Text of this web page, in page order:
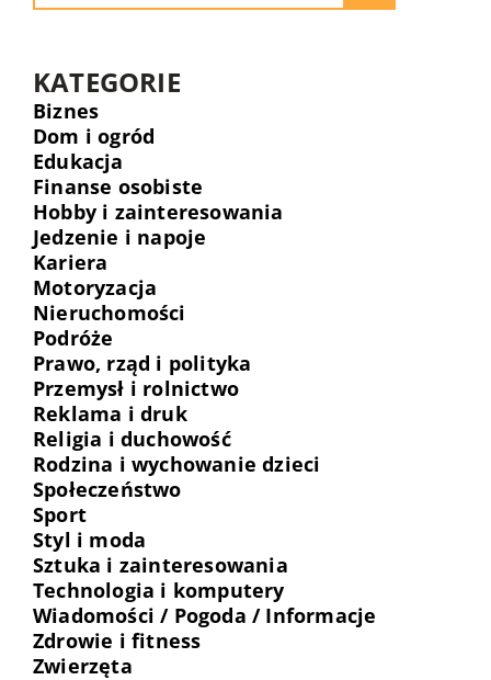
KATEGORIE
Biznes
Dom i ogród
Edukacja
Finanse osobiste
Hobby i zainteresowania
Jedzenie i napoje
Kariera
Motoryzacja
Nieruchomości
Podróże
Prawo, rząd i polityka
Przemysł i rolnictwo
Reklama i druk
Religia i duchowość
Rodzina i wychowanie dzieci
Społeczeństwo
Sport
Styl i moda
Sztuka i zainteresowania
Technologia i komputery
Wiadomości / Pogoda / Informacje
Zdrowie i fitness
Zwierzęta